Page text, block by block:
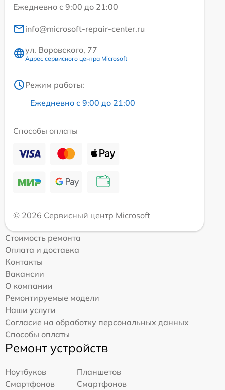
Ежедневно с 9:00 до 21:00
info@microsoft-repair-center.ru
ул. Воровского, 77
Адрес сервисного центра Microsoft
Режим работы:
Ежедневно с 9:00 до 21:00
Способы оплаты
© 2026 Сервисный центр Microsoft
Стоимость ремонта
Оплата и доставка
Контакты
Вакансии
О компании
Ремонтируемые модели
Наши услуги
Согласие на обработку персональных данных
Способы оплаты
Ремонт устройств
Ноутбуков
Планшетов
Смартфонов
Смартфонов